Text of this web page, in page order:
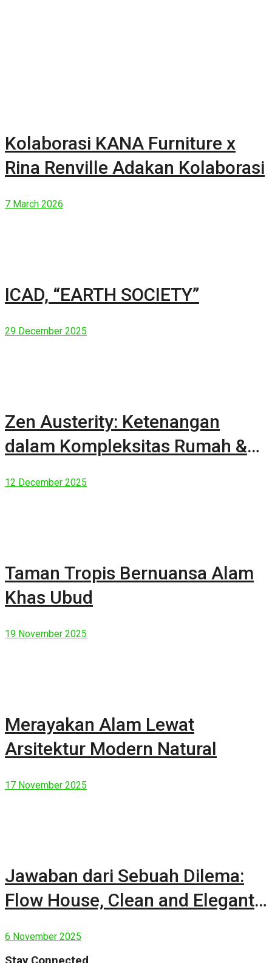
Kolaborasi KANA Furniture x
Rina Renville Adakan Kolaborasi
7 March 2026
ICAD, “EARTH SOCIETY”
29 December 2025
Zen Austerity: Ketenangan
dalam Kompleksitas Rumah &
12 December 2025
Taman Tropis Bernuansa Alam
Khas Ubud
19 November 2025
Merayakan Alam Lewat
Arsitektur Modern Natural
17 November 2025
Jawaban dari Sebuah Dilema:
Flow House, Clean and Elegant
6 November 2025